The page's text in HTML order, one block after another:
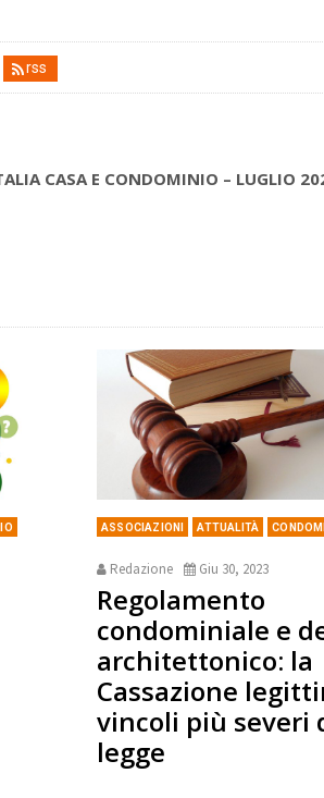
rss
CASA E CONDOMINIO – LUGLIO
ASSOCIAZIONI ATTUALITÀ
Redazione Giu 30, 2023
Regolamento
condominiale e
architettonico: la
Cassazione
vincoli più severi
legge